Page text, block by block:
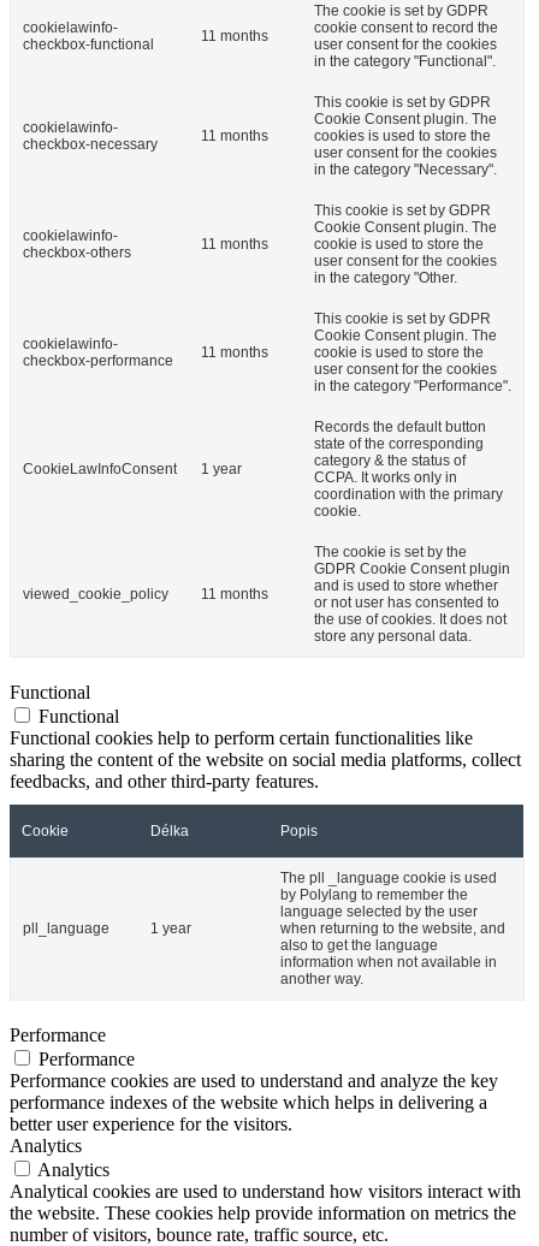
cookielawinfo-
checkbox-functional
11 months
The cookie is set by GDPR
cookie consent to record the
user consent for the cookies
in the category "Functional".
cookielawinfo-
checkbox-necessary
11 months
This cookie is set by GDPR
Cookie Consent plugin. The
cookies is used to store the
user consent for the cookies
in the category "Necessary".
cookielawinfo-
checkbox-others
11 months
This cookie is set by GDPR
Cookie Consent plugin. The
cookie is used to store the
user consent for the cookies
in the category "Other.
cookielawinfo-
checkbox-performance
11 months
This cookie is set by GDPR
Cookie Consent plugin. The
cookie is used to store the
user consent for the cookies
in the category "Performance".
CookieLawInfoConsent 1 year
Records the default button
state of the corresponding
category & the status of
CCPA. It works only in
coordination with the primary
cookie.
viewed_cookie_policy 11 months
The cookie is set by the
GDPR Cookie Consent plugin
and is used to store whether
or not user has consented to
the use of cookies. It does not
store any personal data.
Functional
Functional
Functional cookies help to perform certain functionalities like
sharing the content of the website on social media platforms, collect
feedbacks, and other third-party features.
Cookie Délka Popis
pll_language 1 year
The pll _language cookie is used
by Polylang to remember the
language selected by the user
when returning to the website, and
also to get the language
information when not available in
another way.
Performance
Performance
Performance cookies are used to understand and analyze the key
performance indexes of the website which helps in delivering a
better user experience for the visitors.
Analytics
Analytics
Analytical cookies are used to understand how visitors interact with
the website. These cookies help provide information on metrics the
number of visitors, bounce rate, traffic source, etc.